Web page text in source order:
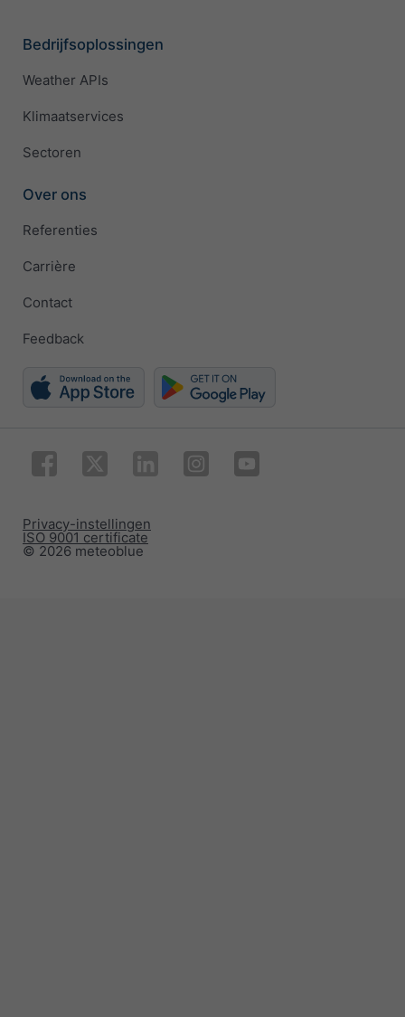
Bedrijfsoplossingen
Weather APIs
Klimaatservices
Sectoren
Over ons
Referenties
Carrière
Contact
Feedback
© 2026 meteoblue
ISO 9001 certificate
Privacy-instellingen